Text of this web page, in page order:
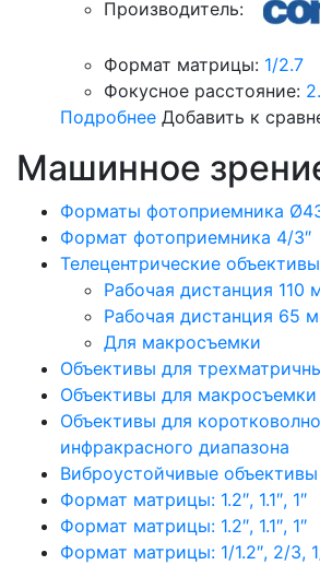
Производитель:
Формат матрицы: 1/2.7
Фокусное расстояние:
Подробнее Добавить к
Машинное
Форматы фотоприемника
Формат фотоприемника 4/3″
Телецентрические объективы
Рабочая дистанция 110
Рабочая дистанция 65
Для макросъемки
Объективы для
Объективы для макросъемки
Объективы для
инфракрасного диапазона
Виброустойчивые объективы
Формат матрицы: 1.2″, 1.1″, 1″
Формат матрицы: 1.2″, 1.1″, 1″
Формат матрицы: 1/1.2″, 2/3,